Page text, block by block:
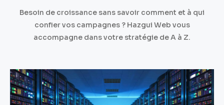
Besoin de croissance sans savoir comment et à qui
confier vos campagnes ? Hazgui Web vous
accompagne dans votre stratégie de A à Z.